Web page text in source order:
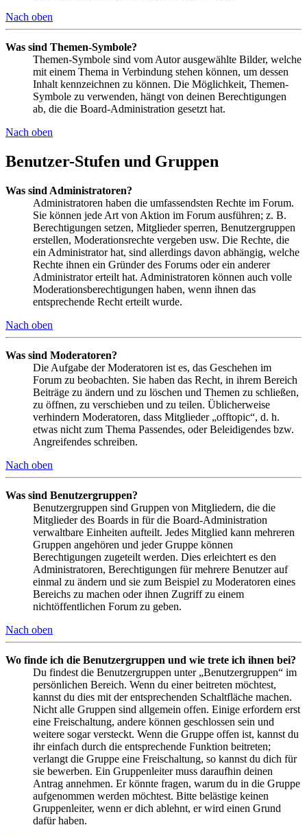
Nach oben
Was sind Themen-Symbole?
Themen-Symbole sind vom Autor ausgewählte Bilder, welche
mit einem Thema in Verbindung stehen können, um dessen
Inhalt kennzeichnen zu können. Die Möglichkeit, Themen-
Symbole zu verwenden, hängt von deinen Berechtigungen
ab, die die Board-Administration gesetzt hat.
Nach oben
Benutzer-Stufen und Gruppen
Was sind Administratoren?
Administratoren haben die umfassendsten Rechte im Forum.
Sie können jede Art von Aktion im Forum ausführen; z. B.
Berechtigungen setzen, Mitglieder sperren, Benutzergruppen
erstellen, Moderationsrechte vergeben usw. Die Rechte, die
ein Administrator hat, sind allerdings davon abhängig, welche
Rechte ihnen ein Gründer des Forums oder ein anderer
Administrator erteilt hat. Administratoren können auch volle
Moderationsberechtigungen haben, wenn ihnen das
entsprechende Recht erteilt wurde.
Nach oben
Was sind Moderatoren?
Die Aufgabe der Moderatoren ist es, das Geschehen im
Forum zu beobachten. Sie haben das Recht, in ihrem Bereich
Beiträge zu ändern und zu löschen und Themen zu schließen,
zu öffnen, zu verschieben und zu teilen. Üblicherweise
verhindern Moderatoren, dass Mitglieder „offtopic“, d. h.
etwas nicht zum Thema Passendes, oder Beleidigendes bzw.
Angreifendes schreiben.
Nach oben
Was sind Benutzergruppen?
Benutzergruppen sind Gruppen von Mitgliedern, die die
Mitglieder des Boards in für die Board-Administration
verwaltbare Einheiten aufteilt. Jedes Mitglied kann mehreren
Gruppen angehören und jeder Gruppe können
Berechtigungen zugeteilt werden. Dies erleichtert es den
Administratoren, Berechtigungen für mehrere Benutzer auf
einmal zu ändern und sie zum Beispiel zu Moderatoren eines
Bereichs zu machen oder ihnen Zugriff zu einem
nichtöffentlichen Forum zu geben.
Nach oben
Wo finde ich die Benutzergruppen und wie trete ich ihnen bei?
Du findest die Benutzergruppen unter „Benutzergruppen“ im
persönlichen Bereich. Wenn du einer beitreten möchtest,
kannst du dies mit der entsprechenden Schaltfläche machen.
Nicht alle Gruppen sind allgemein offen. Einige erfordern erst
eine Freischaltung, andere können geschlossen sein und
weitere sogar versteckt. Wenn die Gruppe offen ist, kannst du
ihr einfach durch die entsprechende Funktion beitreten;
verlangt die Gruppe eine Freischaltung, so kannst du dich für
sie bewerben. Ein Gruppenleiter muss daraufhin deinen
Antrag annehmen. Er könnte fragen, warum du in die Gruppe
aufgenommen werden möchtest. Bitte belästige keinen
Gruppenleiter, wenn er dich ablehnt, er wird einen Grund
dafür haben.